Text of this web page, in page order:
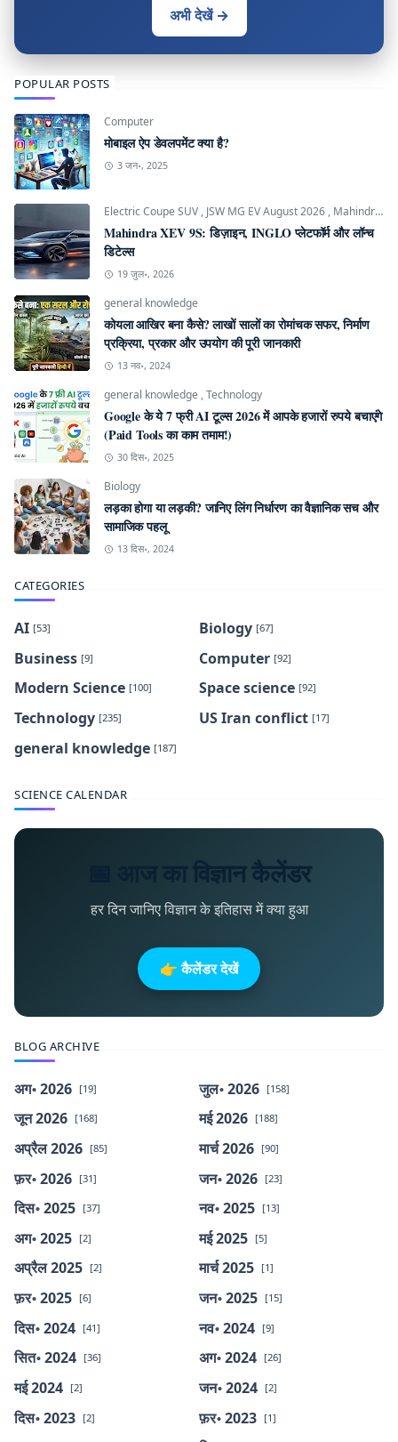
अभी देखें →
POPULAR POSTS
Computer
मोबाइल ऐप डेवलपमेंट क्या है?
3 जन॰, 2025
Electric Coupe SUV , JSW MG EV August 2026 , Mahindra INGLO Platform
Mahindra XEV 9S: डिज़ाइन, INGLO प्लेटफॉर्म और लॉन्च
डिटेल्स
19 जुल॰, 2026
general knowledge
कोयला आखिर बना कैसे? लाखों सालों का रोमांचक सफर, निर्माण
प्रक्रिया, प्रकार और उपयोग की पूरी जानकारी
13 नव॰, 2024
general knowledge ,Technology
Google के ये 7 फ्री AI टूल्स 2026 में आपके हजारों रुपये बचाएंगे
(Paid Tools का काम तमाम!)
30 दिस॰, 2025
Biology
लड़का होगा या लड़की? जानिए लिंग निर्धारण का वैज्ञानिक सच और
सामाजिक पहलू
13 दिस॰, 2024
CATEGORIES
AI [53] Biology [67]
Business [9] Computer [92]
Modern Science [100] Space science [92]
Technology [235] US Iran conflict [17]
general knowledge [187]
SCIENCE CALENDAR
📅 आज का विज्ञान कैलेंडर
हर दिन जानिए विज्ञान के इतिहास में क्या हुआ
👉 कैलेंडर देखें
BLOG ARCHIVE
अग॰ 2026 [19] जुल॰ 2026 [158]
जून 2026 [168] मई 2026 [188]
अप्रैल 2026 [85] मार्च 2026 [90]
फ़र॰ 2026 [31] जन॰ 2026 [23]
दिस॰ 2025 [37] नव॰ 2025 [13]
अग॰ 2025 [2] मई 2025 [5]
अप्रैल 2025 [2] मार्च 2025 [1]
फ़र॰ 2025 [6] जन॰ 2025 [15]
दिस॰ 2024 [41] नव॰ 2024 [9]
सित॰ 2024 [36] अग॰ 2024 [26]
मई 2024 [2] जन॰ 2024 [2]
दिस॰ 2023 [2] फ़र॰ 2023 [1]